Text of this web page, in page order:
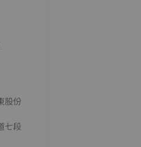
股份
七段